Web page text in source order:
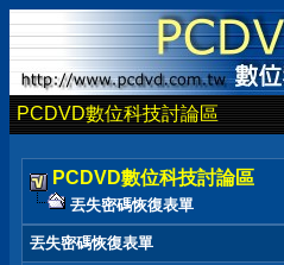
PCDVD數位科技討論區
PCDVD數位科技討論區
丟失密碼恢復表單
丟失密碼恢復表單